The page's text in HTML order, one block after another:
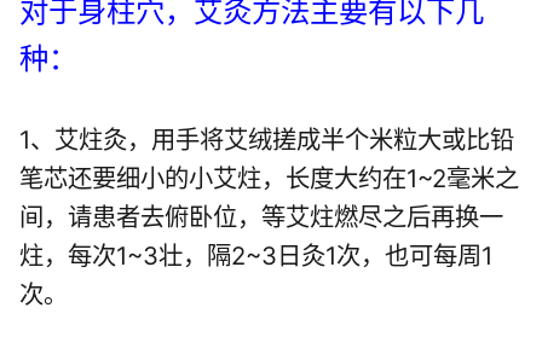
对于身柱穴，艾灸方法主要有以下几
种：
1、艾炷灸，用手将艾绒搓成半个米粒大或比铅
笔芯还要细小的小艾炷，长度大约在1~2毫米之
间，请患者去俯卧位，等艾炷燃尽之后再换一
炷，每次1~3壮，隔2~3日灸1次，也可每周1
次。